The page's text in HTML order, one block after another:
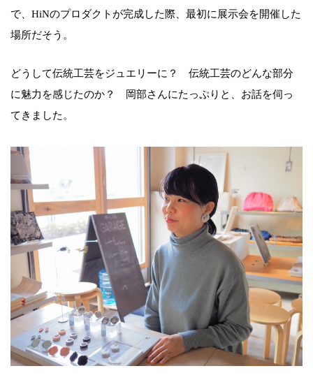
で、HiNのプロダクトが完成した際、最初に展示会を開催した
場所だそう。
どうして伝統工芸をジュエリーに？ 伝統工芸のどんな部分
に魅力を感じたのか？ 岡部さんにたっぷりと、お話を伺っ
てきました。